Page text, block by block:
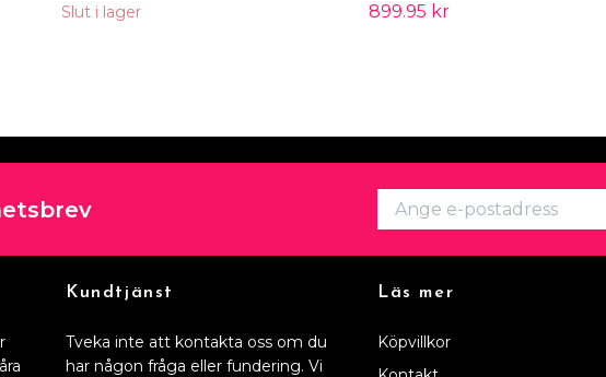
Slut i lager 899.95 kr
Kundtjänst
Tveka inte att kontakta oss om du
har någon fråga eller fundering. Vi
Läs mer
Köpvillkor